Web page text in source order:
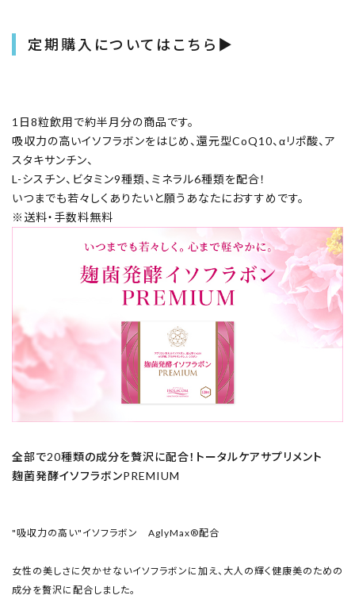
定期購入についてはこちら▶
1日8粒飲用で約半月分の商品です。
吸収力の高いイソフラボンをはじめ、還元型CoQ10、αリポ酸、ア
スタキサンチン、
L-シスチン、ビタミン9種類、ミネラル6種類を配合！
いつまでも若々しくありたいと願うあなたにおすすめです。
※送料・手数料無料
全部で20種類の成分を贅沢に配合！トータルケアサプリメント
麹菌発酵イソフラボンPREMIUM
"吸収力の高い"イソフラボン AglyMax®配合
女性の美しさに欠かせないイソフラボンに加え、大人の輝く健康美のための
成分を贅沢に配合しました。